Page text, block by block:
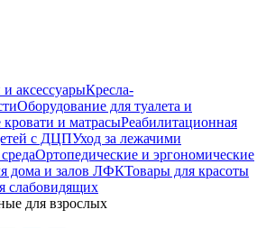
аксессуарыКресла-
Оборудование для туалета и
и матрасыРеабилитационная
с ДЦПУход за лежачими
Ортопедические и эргономические
дома и залов ЛФКТовары для красоты
слабовидящих
для взрослых